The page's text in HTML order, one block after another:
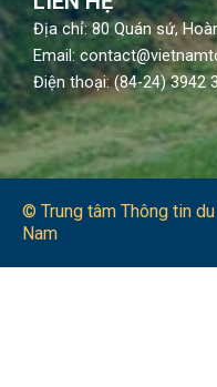
Địa chỉ: 80 Quán sứ,
Email:
Điện thoại: (84-24) 3942
© Trung tâm Thông tin
Nam